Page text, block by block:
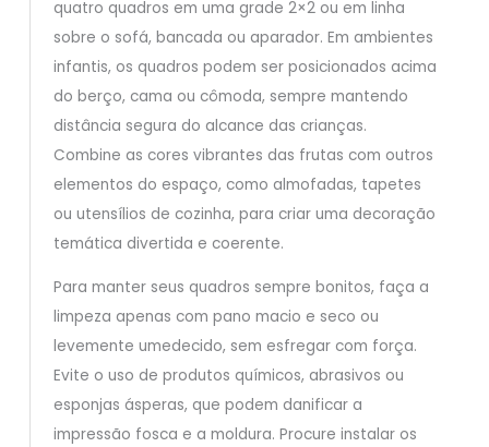
quatro quadros em uma grade 2×2 ou em linha
sobre o sofá, bancada ou aparador. Em ambientes
infantis, os quadros podem ser posicionados acima
do berço, cama ou cômoda, sempre mantendo
distância segura do alcance das crianças.
Combine as cores vibrantes das frutas com outros
elementos do espaço, como almofadas, tapetes
ou utensílios de cozinha, para criar uma decoração
temática divertida e coerente.
Para manter seus quadros sempre bonitos, faça a
limpeza apenas com pano macio e seco ou
levemente umedecido, sem esfregar com força.
Evite o uso de produtos químicos, abrasivos ou
esponjas ásperas, que podem danificar a
impressão fosca e a moldura. Procure instalar os